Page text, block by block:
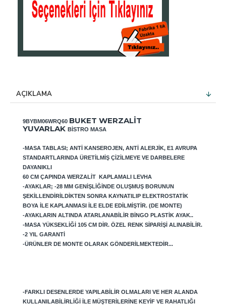
AÇIKLAMA
9BYBM06WRQ60 BUKET WERZALIT
YUVARLAK BISTRO MASA
-MASA TABLASI; ANTI KANSEROJEN, ANTI ALERJIK, E1 AVRUPA
STANDARTLARINDA ÜRETILMIŞ ÇIZILMEYE VE DARBELERE
DAYANIKLI
60 CM ÇAPINDA WERZALIT KAPLAMALI LEVHA
-AYAKLAR; -28 MM GENIŞLIĞINDE OLUŞMUŞ BORUNUN
ŞEKILLENDIRILDIKTEN SONRA KAYNATILIP ELEKTROSTATIK
BOYA ILE KAPLANMASI ILE ELDE EDILMIŞTIR. (DE MONTE)
-AYAKLARIN ALTINDA ATARLANABILIR BINGO PLASTIK AYAK..
-MASA YÜKSEKLIĞI 105 CM DIR. ÖZEL RENK SIPARIŞI ALINABILIR.
-2 YIL GARANTI
-ÜRÜNLER DE MONTE OLARAK GÖNDERILMEKTEDIR...
-FARKLI DESENLERDE YAPILABILIR OLMALARI VE HER ALANDA
KULLANILABILIRLIĞI ILE MÜŞTERILERINE KEYIF VE RAHATLIĞI